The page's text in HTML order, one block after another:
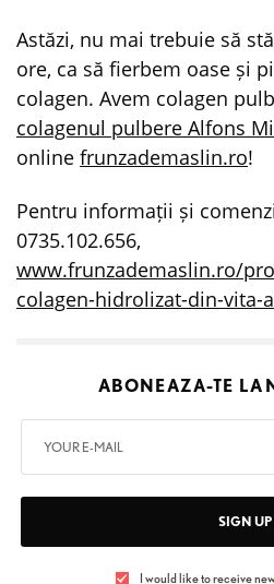
Astăzi, nu mai trebuie să
ore, ca să fierbem oase și
colagen. Avem colagen
colagenul pulbere Alfons
onlinefrunzademaslin.ro!
Pentru informații și
0735.102.656,
www.frunzademaslin.ro/
colagen-hidrolizat-din-vita-
ABONEAZA-TE LA
SIGN UP
I would like to receive